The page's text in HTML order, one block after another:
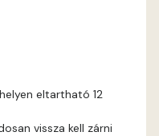
orange D
eltartható 12
vissza kell zárni